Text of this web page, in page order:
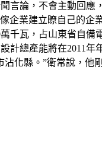
論，不會主動回
業建立瞭自己的
瓦，占山東省自
總產能將在2011
化縣。”衛常說，